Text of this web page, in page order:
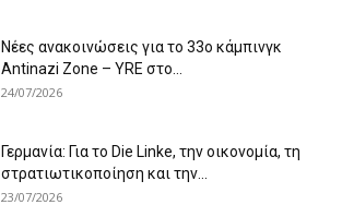
Νέες ανακοινώσεις για το 33ο κάμπινγκ
Antinazi Zone – YRE στο...
24/07/2026
Γερμανία: Για το Die Linke, την οικονομία, τη
στρατιωτικοποίηση και την...
23/07/2026